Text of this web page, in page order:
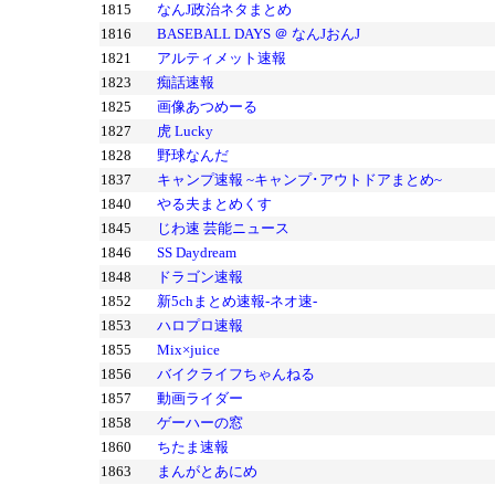
1815
なんJ政治ネタまとめ
1816
BASEBALL DAYS ＠ なんJおんJ
1821
アルティメット速報
1823
痴話速報
1825
画像あつめーる
1827
虎 Lucky
1828
野球なんだ
1837
キャンプ速報 ~キャンプ･アウトドアまとめ~
1840
やる夫まとめくす
1845
じわ速 芸能ニュース
1846
SS Daydream
1848
ドラゴン速報
1852
新5chまとめ速報-ネオ速-
1853
ハロプロ速報
1855
Mix×juice
1856
バイクライフちゃんねる
1857
動画ライダー
1858
ゲーハーの窓
1860
ちたま速報
1863
まんがとあにめ